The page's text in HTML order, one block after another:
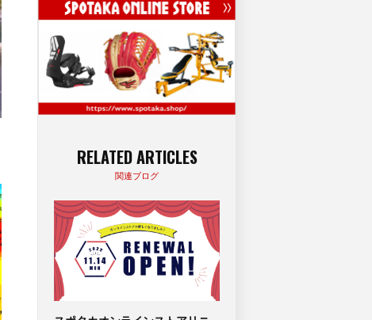
RELATED ARTICLES
関連ブログ